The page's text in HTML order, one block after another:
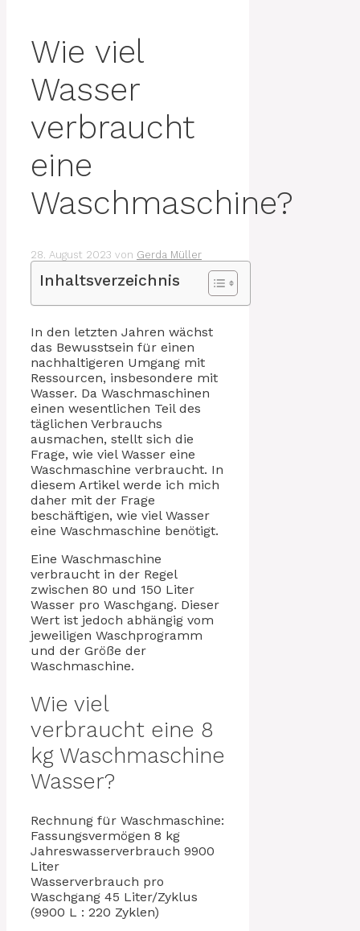
Wie viel
Wasser
verbraucht
eine
Waschmaschine?
28. August 2023 von Gerda Müller
Inhaltsverzeichnis
In den letzten Jahren wächst
das Bewusstsein für einen
nachhaltigeren Umgang mit
Ressourcen, insbesondere mit
Wasser. Da Waschmaschinen
einen wesentlichen Teil des
täglichen Verbrauchs
ausmachen, stellt sich die
Frage, wie viel Wasser eine
Waschmaschine verbraucht. In
diesem Artikel werde ich mich
daher mit der Frage
beschäftigen, wie viel Wasser
eine Waschmaschine benötigt.
Eine Waschmaschine
verbraucht in der Regel
zwischen 80 und 150 Liter
Wasser pro Waschgang. Dieser
Wert ist jedoch abhängig vom
jeweiligen Waschprogramm
und der Größe der
Waschmaschine.
Wie viel
verbraucht eine 8
kg Waschmaschine
Wasser?
Rechnung für Waschmaschine:
Fassungsvermögen 8 kg
Jahreswasserverbrauch 9900
Liter
Wasserverbrauch pro
Waschgang 45 Liter/Zyklus
(9900 L : 220 Zyklen)